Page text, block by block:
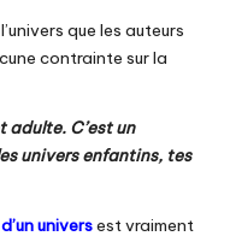
que les auteurs
contrainte sur la
adulte. C’est un
univers enfantins, tes
universest vraiment